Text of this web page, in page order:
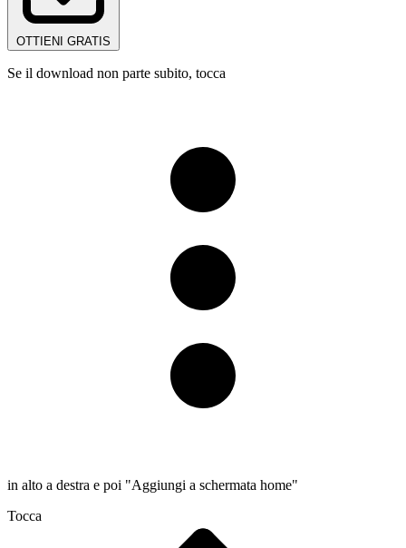
OTTIENI GRATIS
Se il download non parte subito, tocca
in alto a destra e poi "Aggiungi a schermata home"
Tocca